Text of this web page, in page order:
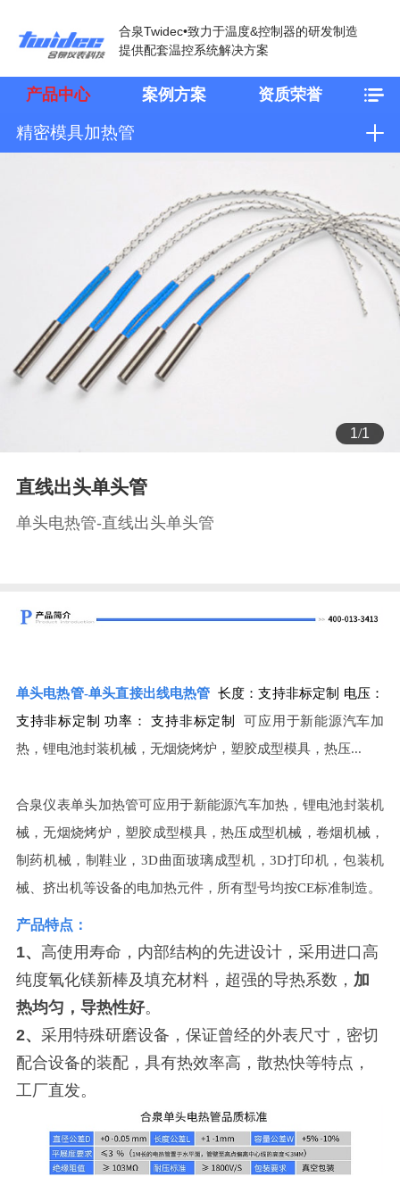
合泉Twidec•致力于温度&控制器的研发制造
提供配套温控系统解决方案
产品中心 案例方案 资质荣誉
精密模具加热管
1/1
直线出头单头管
单头电热管-直线出头单头管
单头电热管-单头直接出线电热管 长度：支持非标定制
电压：
支持非标定制 功率： 支持非标定制
可应用于新能源汽车加
热，锂电池封装机械，无烟烧烤炉，塑胶成型模具，热压...
合泉仪表单头加热管可应用于新能源汽车加热，锂电池封装机
械，无烟烧烤炉，塑胶成型模具，热压成型机械，卷烟机械，
制药机械，制鞋业，3D曲面玻璃成型机，3D打印机，包装机
械、挤出机等设备的电加热元件，所有型号均按CE标准制造。
产品特点：
1、 高使用寿命，内部结构的先进设计，采用进口高
纯度氧化镁新棒及填充材料，超强的导热系数， 加
热均匀，导热性好。
2、 采用特殊研磨设备，保证曾经的外表尺寸，密切
配合设备的装配，具有热效率高，散热快等特点，
工厂直发。